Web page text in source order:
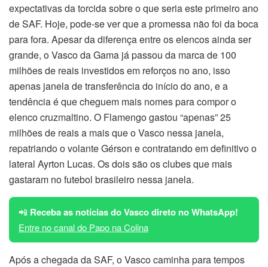
expectativas da torcida sobre o que seria este primeiro ano
de SAF. Hoje, pode-se ver que a promessa não foi da boca
para fora. Apesar da diferença entre os elencos ainda ser
grande, o Vasco da Gama já passou da marca de 100
milhões de reais investidos em reforços no ano, isso
apenas janela de transferência do início do ano, e a
tendência é que cheguem mais nomes para compor o
elenco cruzmaltino. O Flamengo gastou “apenas” 25
milhões de reais a mais que o Vasco nessa janela,
repatriando o volante Gérson e contratando em definitivo o
lateral Ayrton Lucas. Os dois são os clubes que mais
gastaram no futebol brasileiro nessa janela.
📲 Receba as notícias do Vasco direto no WhatsApp!
Entre no canal do Papo na Colina
Após a chegada da SAF, o Vasco caminha para tempos